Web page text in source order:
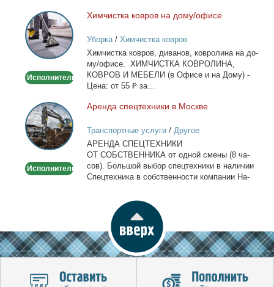
Химчистка
ковров
на
дому/
Исполнитель
Хим­чист­ка ков­ров на до­му/офи­се
Уборка/ Химчистка ковров
Хим­чист­ка ков­ров, ди­ва­нов, ков­ро­ли­на на до­
му/офи­се. ХИМЧИСТКА КОВРОЛИНА,
КОВРОВ И МЕБЕЛИ (в Офи­се и на До­му) -
Це­на: от 55 ₽ за...
Аренда
спецтехники
в
Москве
Исполнитель
Арен­да спец­тех­ни­ки в Москве
Транспортные услуги/ Другое
АРЕНДА СПЕЦТЕХНИКИ
ОТ СОБСТВЕННИКА от од­ной сме­ны (8 ча­
сов). Боль­шой вы­бор спец­тех­ни­ки в на­ли­чии
Спец­тех­ни­ка в соб­ствен­но­сти ком­па­нии На­